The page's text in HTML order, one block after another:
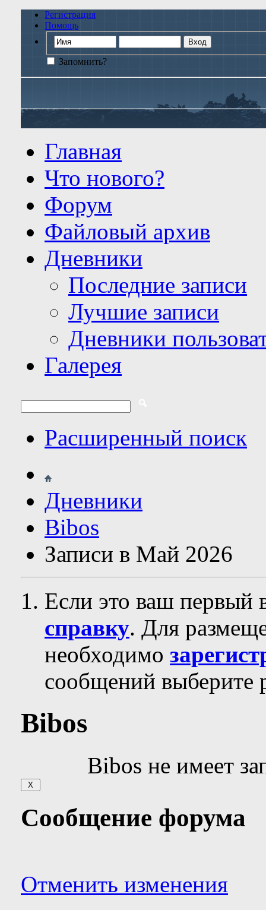
Регистрация
Помощь
Запомнить?
Главная
Что нового?
Форум
Файловый архив
Дневники
Последние записи
Лучшие записи
Дневники
Галерея
Расширенный поиск
Дневники
Bibos
Записи в Май 2026
Если это ваш первый
справку. Для
необходимо
сообщений выберите
Bibos
Bibos не имеет
Сообщение форума
Отменить изменения